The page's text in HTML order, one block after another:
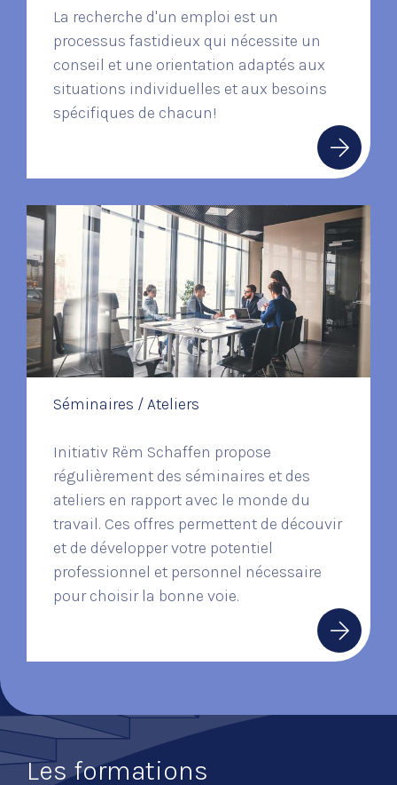
La recherche d'un emploi est un
processus fastidieux qui nécessite un
conseil et une orientation adaptés aux
situations individuelles et aux besoins
spécifiques de chacun!
Séminaires / Ateliers
Initiativ Rëm Schaffen propose
régulièrement des séminaires et des
ateliers en rapport avec le monde du
travail. Ces offres permettent de découvir
et de développer votre potentiel
professionnel et personnel nécessaire
pour choisir la bonne voie.
Les formations